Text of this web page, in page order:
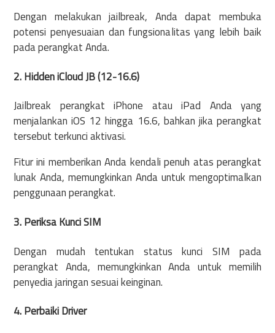
Dengan melakukan jailbreak, Anda dapat membuka
potensi penyesuaian dan fungsionalitas yang lebih baik
pada perangkat Anda.
2. Hidden iCloud JB (12-16.6)
Jailbreak perangkat iPhone atau iPad Anda yang
menjalankan iOS 12 hingga 16.6, bahkan jika perangkat
tersebut terkunci aktivasi.
Fitur ini memberikan Anda kendali penuh atas perangkat
lunak Anda, memungkinkan Anda untuk mengoptimalkan
penggunaan perangkat.
3. Periksa Kunci SIM
Dengan mudah tentukan status kunci SIM pada
perangkat Anda, memungkinkan Anda untuk memilih
penyedia jaringan sesuai keinginan.
4. Perbaiki Driver